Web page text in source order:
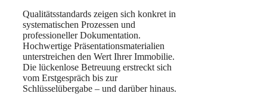
Qualitätsstandards zeigen sich konkret in
systematischen Prozessen und
professioneller Dokumentation.
Hochwertige Präsentationsmaterialien
unterstreichen den Wert Ihrer Immobilie.
Die lückenlose Betreuung erstreckt sich
vom Erstgespräch bis zur
Schlüsselübergabe – und darüber hinaus.